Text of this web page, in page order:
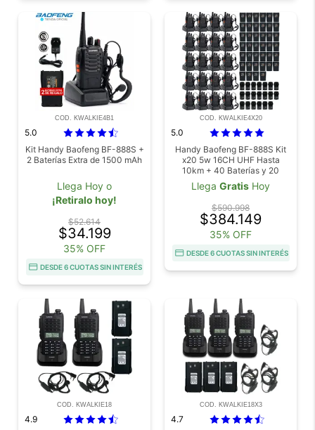
COD. KWALKIE4B1
5.0
Kit Handy Baofeng BF-888S +
2 Baterías Extra de 1500 mAh
Llega Hoy o
¡Retiralo hoy!
$52.614
$34.199
35% OFF
DESDE 6 CUOTAS SIN INTERÉS
COD. KWALKIE4X20
5.0
Handy Baofeng BF-888S Kit
x20 5w 16CH UHF Hasta
10km + 40 Baterías y 20
Manos Libres
Llega Gratis Hoy
$590.998
$384.149
35% OFF
DESDE 6 CUOTAS SIN INTERÉS
COD. KWALKIE18
4.9
COD. KWALKIE18X3
4.7